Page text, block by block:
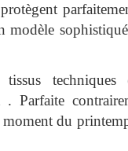
modèle
techniques
Parfaite
du